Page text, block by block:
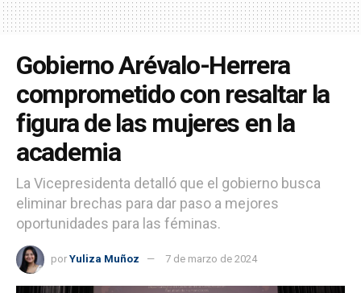
Gobierno Arévalo-Herrera
comprometido con resaltar la
figura de las mujeres en la
academia
La Vicepresidenta detalló que el gobierno busca
eliminar brechas para dar paso a mejores
oportunidades para las féminas.
por Yuliza Muñoz 7 de marzo de 2024